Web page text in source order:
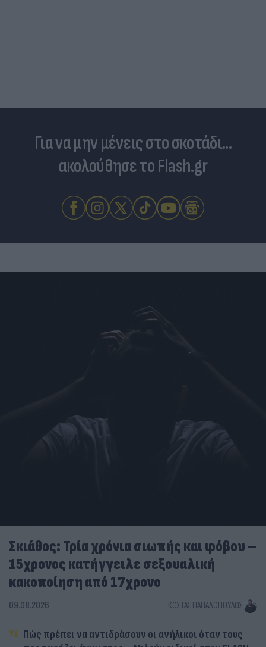
Για να μην μένεις στο σκοτάδι...
ακολούθησε το Flash.gr
Σκιάθος: Τρία χρόνια σιωπής και φόβου –
15χρονος κατήγγειλε σεξουαλική
κακοποίηση από 17χρονο
09.08.2026 ΚΏΣΤΑΣ ΠΑΠΑΔΌΠΟΥΛΟΣ
Πώς πρέπει να αντιδράσουν οι ανήλικοι όταν τους